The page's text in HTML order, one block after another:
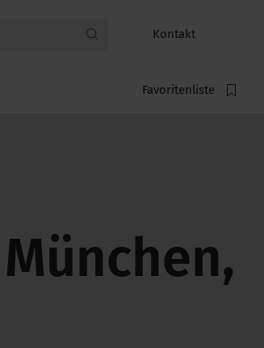
Kontakt
Favoritenliste